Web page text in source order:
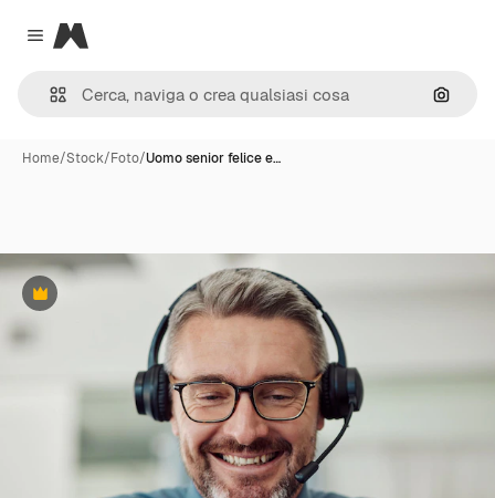
Close menu
Magnific
Cerca
Home/Stock/Foto/Uomo senior felice e…
Premium